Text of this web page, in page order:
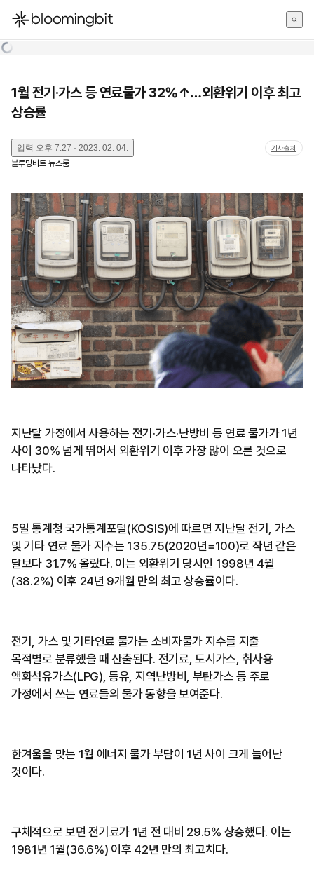
한국어
1월 전기·가스 등 연료물가 32%↑…외환위기 이후 최고
상승률
입력 오후 7:27 · 2023. 02. 04. 기사출처
블루밍비트 뉴스룸
지난달 가정에서 사용하는 전기·가스·난방비 등 연료 물가가 1년
사이 30% 넘게 뛰어서 외환위기 이후 가장 많이 오른 것으로
나타났다.
5일 통계청 국가통계포털(KOSIS)에 따르면 지난달 전기, 가스
및 기타 연료 물가 지수는 135.75(2020년=100)로 작년 같은
달보다 31.7% 올랐다. 이는 외환위기 당시인 1998년 4월
(38.2%) 이후 24년 9개월 만의 최고 상승률이다.
전기, 가스 및 기타연료 물가는 소비자물가 지수를 지출
목적별로 분류했을 때 산출된다. 전기료, 도시가스, 취사용
액화석유가스(LPG), 등유, 지역난방비, 부탄가스 등 주로
가정에서 쓰는 연료들의 물가 동향을 보여준다.
한겨울을 맞는 1월 에너지 물가 부담이 1년 사이 크게 늘어난
것이다.
구체적으로 보면 전기료가 1년 전 대비 29.5% 상승했다. 이는
1981년 1월(36.6%) 이후 42년 만의 최고치다.